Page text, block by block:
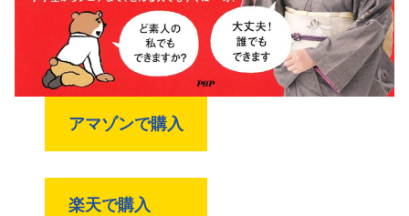
アマゾンで購入
楽天で購入